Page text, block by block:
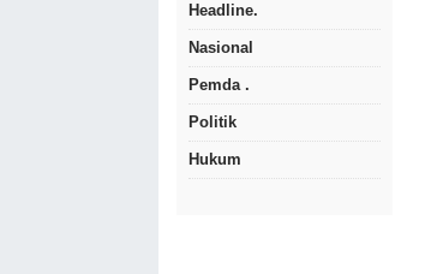
Headline.
Nasional
Pemda .
Politik
Hukum